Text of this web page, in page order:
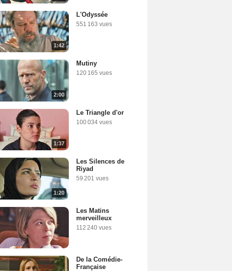
1:42
L'Odyssée
551 163 vues
2:00
Mutiny
120 165 vues
1:37
Le Triangle d'or
100 034 vues
1:20
Les Silences de
Riyad
59 201 vues
Les Matins
merveilleux
112 240 vues
De la Comédie-
Française